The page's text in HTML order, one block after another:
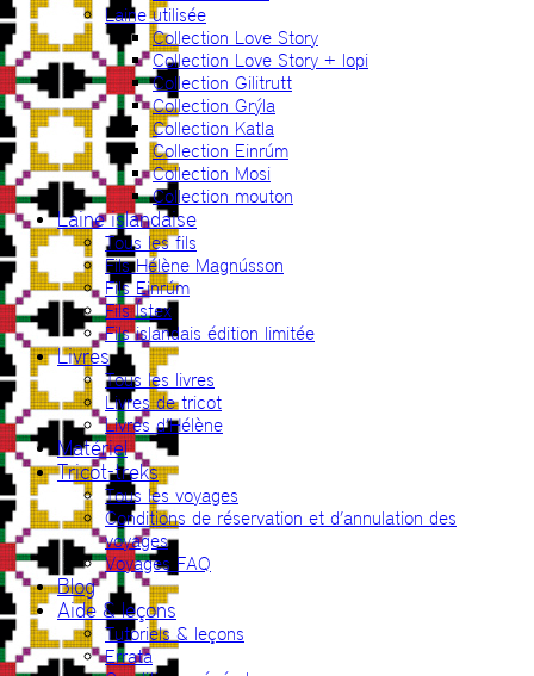
Laine utilisée
Collection Love Story
Collection Love Story + lopi
Collection Gilitrutt
Collection Grýla
Collection Katla
Collection Einrúm
Collection Mosi
Collection mouton
Laine islandaise
Tous les fils
Fils Hélène Magnússon
Fils Einrúm
Fils Ístex
Fils islandais édition limitée
Livres
Tous les livres
Livres de tricot
Livres d’Hélène
Matériel
Tricot-treks
Tous les voyages
Conditions de réservation et d’annulation des
voyages
Voyages FAQ
Blog
Aide & leçons
Tutoriels & leçons
Errata